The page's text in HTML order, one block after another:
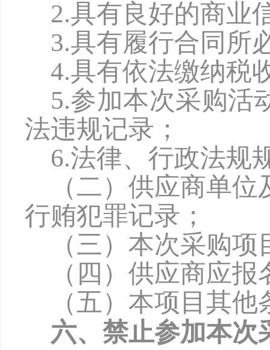
2.具有良好的商业
3.具有履行合同所
4.具有依法缴纳税
5.参加本次采购活
法违规记录；
6.法律、行政法规
（二）供应商单
行贿犯罪记录；
（三）本次采购
（四）供应商应
（五）本项目其他
六、禁止参加本次